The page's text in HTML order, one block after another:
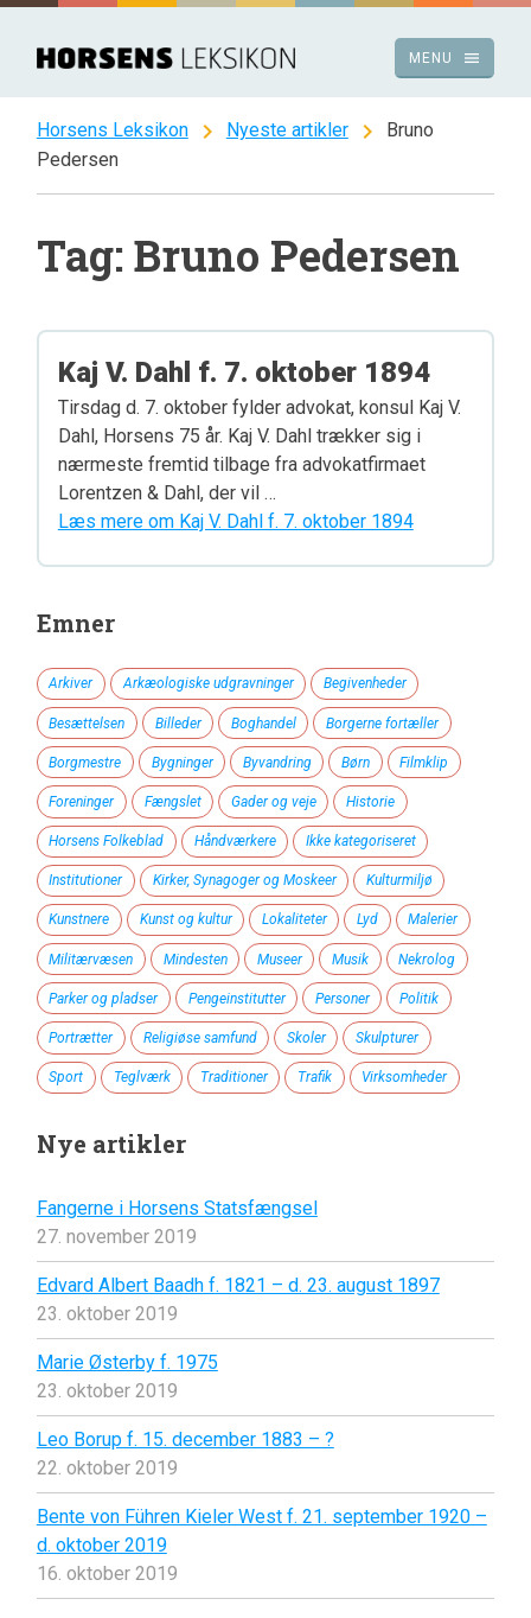
Spring
indhold
menu
MENU
Horsens Leksikon chevron_right Nyeste artikler chevron_right
Bruno
Pedersen
Tag: Bruno Pedersen
Kaj V. Dahl f. 7. oktober 1894
Tirsdag d. 7. oktober fylder advokat, konsul Kaj V.
Dahl, Horsens 75 år. Kaj V. Dahl trækker sig i
nærmeste fremtid tilbage fra advokatfirmaet
Lorentzen & Dahl, der vil …
Læs mere om Kaj V. Dahl f. 7. oktober 1894
Emner
Arkiver Arkæologiske udgravninger Begivenheder
Besættelsen Billeder Boghandel Borgerne fortæller
Borgmestre Bygninger Byvandring Børn Filmklip
Foreninger Fængslet Gader og veje Historie
Horsens Folkeblad Håndværkere Ikke kategoriseret
Institutioner Kirker, Synagoger og Moskeer Kulturmiljø
Kunstnere Kunst og kultur Lokaliteter Lyd Malerier
Militærvæsen Mindesten Museer Musik Nekrolog
Parker og pladser Pengeinstitutter Personer Politik
Portrætter Religiøse samfund Skoler Skulpturer
Sport Teglværk Traditioner Trafik Virksomheder
Nye artikler
Fangerne i Horsens Statsfængsel
27. november 2019
Edvard Albert Baadh f. 1821 – d. 23. august 1897
23. oktober 2019
Marie Østerby f. 1975
23. oktober 2019
Leo Borup f. 15. december 1883 – ?
22. oktober 2019
Bente von Führen Kieler West f. 21. september 1920 –
d. oktober 2019
16. oktober 2019